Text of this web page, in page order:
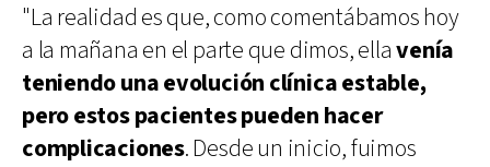
"La realidad es que, como comentábamos hoy
a la mañana en el parte que dimos, ellavenía
teniendo una evolución clínica estable,
pero estos pacientes pueden hacer
complicaciones. Desde un inicio, fuimos